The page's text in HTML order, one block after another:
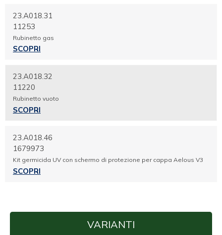
23.A018.31
11253
Rubinetto gas
SCOPRI
23.A018.32
11220
Rubinetto vuoto
SCOPRI
23.A018.46
1679973
Kit germicida UV con schermo di protezione per cappa Aelous V3
SCOPRI
VARIANTI